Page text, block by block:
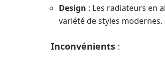
Design : Les radiateurs en
variété de styles modernes.
Inconvénients :